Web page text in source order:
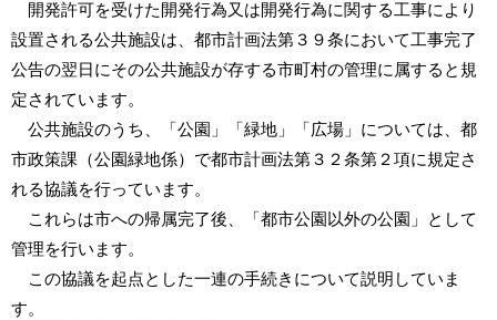
開発許可を受けた開発行為又は開発行為に関する工事により
設置される公共施設は、都市計画法第３９条において工事完了
公告の翌日にその公共施設が存する市町村の管理に属すると規
定されています。
公共施設のうち、「公園」「緑地」「広場」については、都
市政策課（公園緑地係）で都市計画法第３２条第２項に規定さ
れる協議を行っています。
これらは市への帰属完了後、「都市公園以外の公園」として
管理を行います。
この協議を起点とした一連の手続きについて説明していま
す。